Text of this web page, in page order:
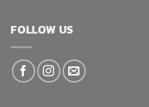
FOLLOW US